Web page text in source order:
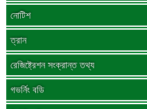
নোটিশ
ত্রান
রেজিষ্ট্রেশন সংক্রান্ত তথ্য
গভর্নিং বডি